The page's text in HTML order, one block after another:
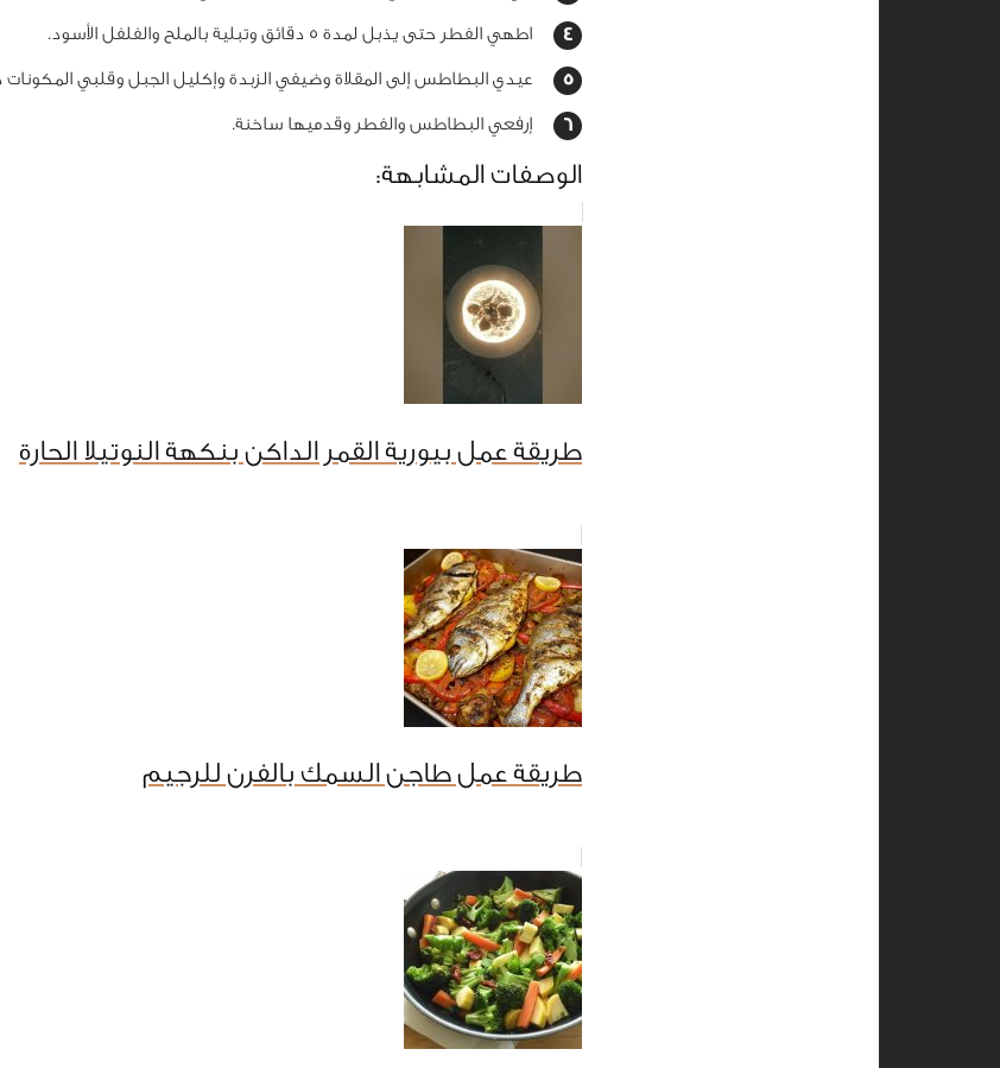
اطهي الفطر حتى يذبل لمدة 5 دقائق وتبلية بالملح والفلفل الأسود.
عيدي البطاطس إلى المقلاة وضيفي الزبدة وإكليل الجبل وقلبي
إرفعي البطاطس والفطر وقدميها ساخنة.
الوصفات المشابهة:
طريقة عمل بيورية القمر الداكن بنكهة النوتيلا الحارة
طريقة عمل طاجن السمك بالفرن للرجيم